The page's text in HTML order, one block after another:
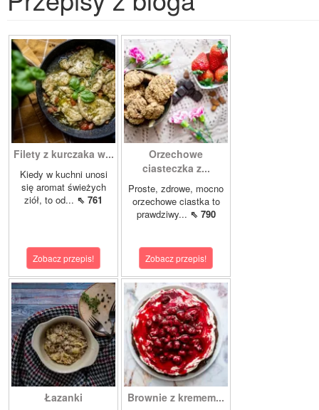
Filety z kurczaka w...
Kiedy w kuchni unosi
się aromat świeżych
ziół, to od... ⇖ 761
Zobacz przepis!
Orzechowe
ciasteczka z...
Proste, zdrowe, mocno
orzechowe ciastka to
prawdziwy... ⇖ 790
Zobacz przepis!
Łazanki Brownie z kremem...